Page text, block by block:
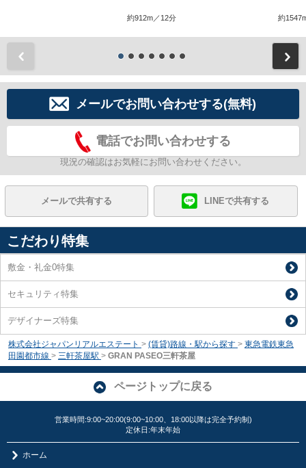
約912m／12分 約
メールでお問い合わせする(無料)
電話でお問い合わせする
現況の確認はお気軽にお問い合わせください。
メールで共有する LINEで共有する
こだわり特集
敷金・礼金0特集
セキュリティ特集
デザイナーズ特集
株式会社ジャパンリアルエステート > (賃貸)路線・駅から探す > 東急電鉄東急
田園都市線 > 三軒茶屋駅 > GRAN PASEO三軒茶屋
ページトップに戻る
営業時間:9:00~20:00(9:00~10:00、18:00以降は完全予約制)
定休日:年末年始
ホーム